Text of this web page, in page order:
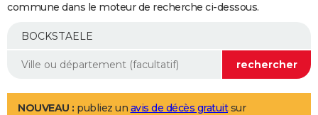
Essais
Réserver un essai
Citadines
Berlines
SUV
Forum auto
+
Mobiles
Meilleur smartphone
Internet
Ordinateurs
Jeux vidéo
Guide high-tech
Aménagement intérieur
LIFESTYLE
commune dans le moteur de recherche ci-dessous.
NOUVEAU : publiez un avis de décès gratuitsur